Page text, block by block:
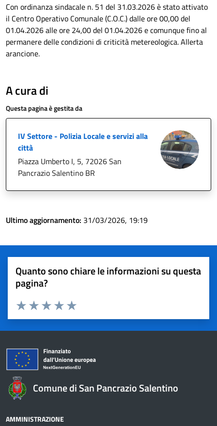
Con ordinanza sindacale n. 51 del 31.03.2026 è stato attivato
il Centro Operativo Comunale (C.O.C.) dalle ore 00,00 del
01.04.2026 alle ore 24,00 del 01.04.2026 e comunque fino al
permanere delle condizioni di criticità metereologica. Allerta
arancione.
A cura di
Questa pagina è gestita da
IV Settore - Polizia Locale e servizi alla
città
Piazza Umberto I, 5, 72026 San
Pancrazio Salentino BR
Ultimo aggiornamento: 31/03/2026, 19:19
Quanto sono chiare le informazioni su questa
pagina?
Valuta 5 stelle su 5
Valuta 4 stelle su 5
Valuta 3 stelle su 5
Valuta 2 stelle su 5
Valuta 1 stelle su 5
Comune di San Pancrazio Salentino
AMMINISTRAZIONE